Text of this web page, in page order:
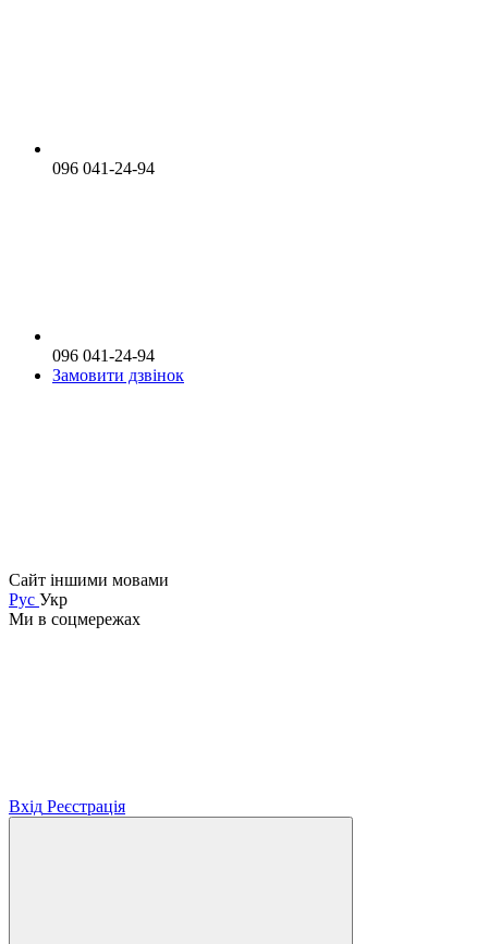
096 041-24-94
096 041-24-94
Замовити дзвінок
Сайт іншими мовами
Рус Укр
Ми в соцмережах
Вхід Реєстрація